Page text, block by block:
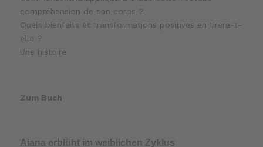
compréhension de son corps ?
Quels bienfaits et transformations positives en tirera-t-
elle ?
Une histoire
Zum Buch
Aiana erblüht im weiblichen Zyklus